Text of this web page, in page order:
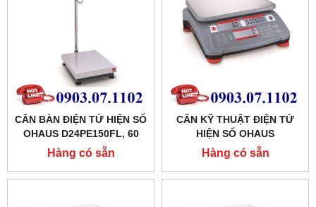
CÂN BÀN ĐIỆN TỬ HIỆN SỐ
OHAUS D24PE150FL, 60
KG X 0.01 KG
Hàng có sẵn
CÂN KỸ THUẬT ĐIỆN TỬ
HIỆN SỐ OHAUS
RC21P30,30 KG X 0.001 KG
Hàng có sẵn